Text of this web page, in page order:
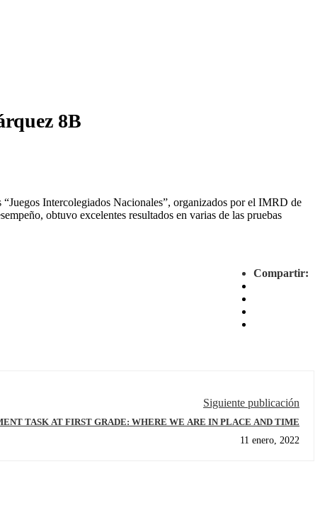
8B
Intercolegiados Nacionales”, organizados por el IMRD de
obtuvo excelentes resultados en varias de las pruebas
Compartir:
Siguiente publicación
TASK AT FIRST GRADE: WHERE WE ARE IN PLACE AND TIME
11 enero, 2022